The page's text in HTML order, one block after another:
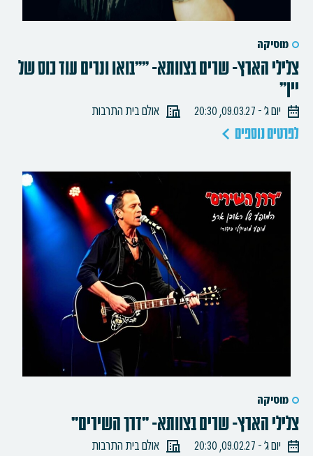
מוסיקה
צלילי הארץ- שרים בצוותא- ""בואו ונרים עוד כוס של
יין"
יום ג׳ - 09.03.27, 20:30 אולם בית התרבות
לפרטים נוספים
מוסיקה
צלילי הארץ- שרים בצוותא- "דרך השירים"
יום ג׳ - 09.02.27, 20:30 אולם בית התרבות